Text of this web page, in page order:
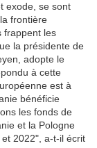
exode, se sont
frontière
frappent les
la présidente de
adopte le
à cette
est à
bénéficie
les fonds de
et la Pologne
2022", a-t-il écrit